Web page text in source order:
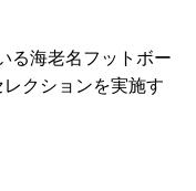
る海老名フットボー
クションを実施す